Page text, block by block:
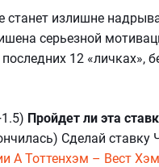
станет излишне
серьезной
12 «личках»,
Пройдет ли эта
Сделай ставку
А Тоттенхэм – Вест